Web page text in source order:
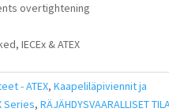
overtightening
IECEx & ATEX
- ATEX,Kaapeliläpiviennit ja
Series,RÄJÄHDYSVAARALLISET